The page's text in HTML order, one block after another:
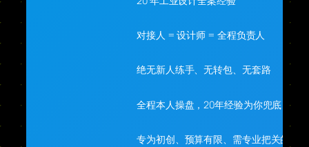
对接人 = 设计师 = 全程负责人
绝无新人练手、无转包、无套路
全程本人操盘，20年经验为你兜底
专为初创、预算有限、需专业把关的你